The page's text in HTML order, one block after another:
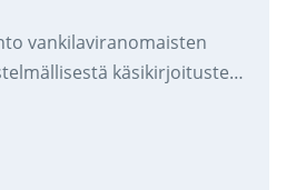
vankilaviranomaisten
käsikirjoitusten